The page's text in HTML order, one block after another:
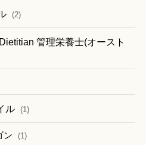
(2)
管理栄養士(オースト
ル (1)
ン (1)